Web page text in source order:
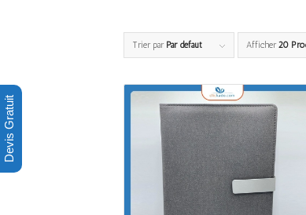
Trier par Par défaut Afficher 20
Devis Gratuit